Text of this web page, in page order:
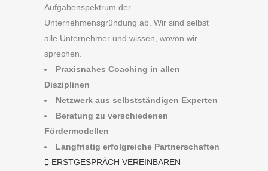
Vimeo
immer
entsperren
Aufgabenspektrum der
Unternehmensgründung ab. Wir sind selbst
alle Unternehmer und wissen, wovon wir
sprechen.
Praxisnahes Coaching in allen
Disziplinen
Netzwerk aus selbstständigen Experten
Beratung zu verschiedenen
Fördermodellen
Langfristig erfolgreiche Partnerschaften
ERSTGESPRÄCH VEREINBAREN